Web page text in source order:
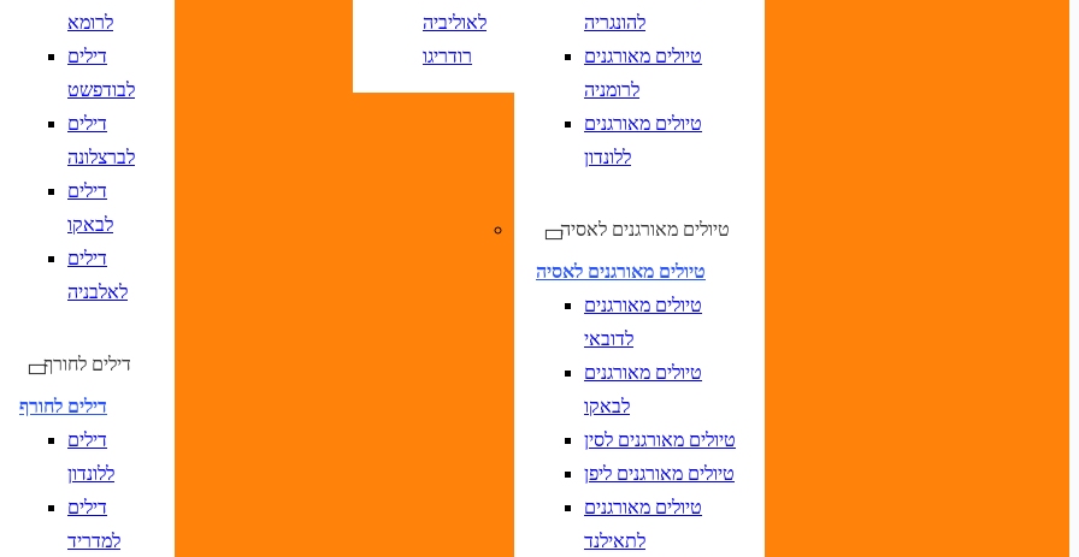
לרומא
דילים
לבודפשט
דילים
לברצלונה
דילים
לבאקו
דילים
לאלבניה
דילים לחורף
דילים לחורף
דילים
ללונדון
דילים
למדריד
לאוליביה
רודריגו
להונגריה
טיולים מאורגנים
לרומניה
טיולים מאורגנים
ללונדון
טיולים מאורגנים לאסיה
טיולים מאורגנים לאסיה
טיולים מאורגנים
לדובאי
טיולים מאורגנים
לבאקו
טיולים מאורגנים לסין
טיולים מאורגנים ליפן
טיולים מאורגנים
לתאילנד
נא לוודא בחירת יעד לפני בחירת
תאריך חזרה
נא לוודא בחירת יעד לפני בחירת DD/MM/YY
תאריך יציאה תאריך יציאה,
תאריך יציאה,